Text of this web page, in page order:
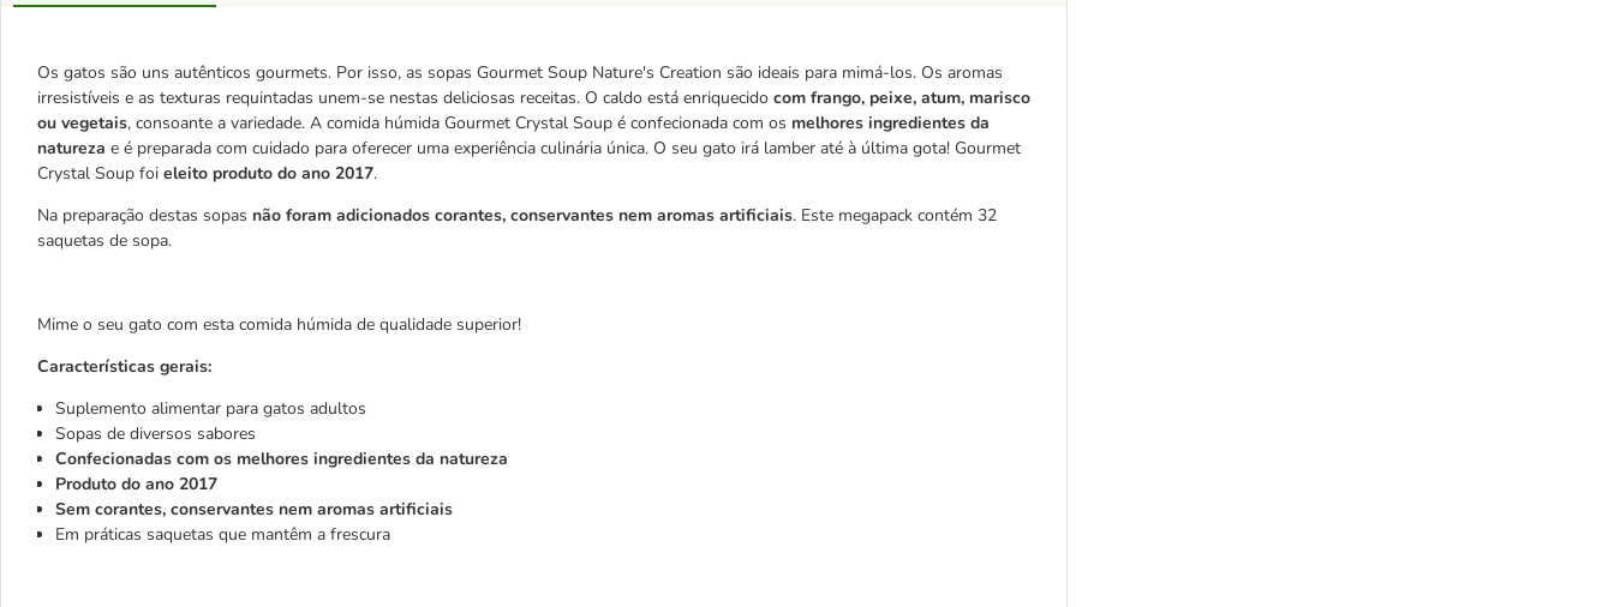
Os gatos são uns autênticos gourmets. Por isso, as sopas Gourmet Soup Nature's Creation são ideais para mimá-los. Os aromas
irresistíveis e as texturas requintadas unem-se nestas deliciosas receitas. O caldo está enriquecido com frango, peixe, atum, marisco
ou vegetais, consoante a variedade. A comida húmida Gourmet Crystal Soup é confecionada com os melhores ingredientes da
natureza e é preparada com cuidado para oferecer uma experiência culinária única. O seu gato irá lamber até à última gota! Gourmet
Crystal Soup foi eleito produto do ano 2017.
Na preparação destas sopas não foram adicionados corantes, conservantes nem aromas artificiais. Este megapack contém 32
saquetas de sopa.
Mime o seu gato com esta comida húmida de qualidade superior!
Características gerais:
Suplemento alimentar para gatos adultos
Sopas de diversos sabores
Confecionadas com os melhores ingredientes da natureza
Produto do ano 2017
Sem corantes, conservantes nem aromas artificiais
Em práticas saquetas que mantêm a frescura